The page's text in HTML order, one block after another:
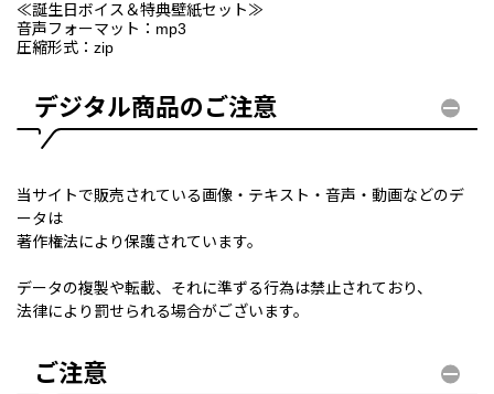
≪誕生日ボイス＆特典壁紙セット≫
音声フォーマット：mp3
圧縮形式：zip
デジタル商品のご注意
当サイトで販売されている画像・テキスト・音声・動画などのデ
ータは
著作権法により保護されています。
データの複製や転載、それに準ずる行為は禁止されており、
法律により罰せられる場合がございます。
ご注意